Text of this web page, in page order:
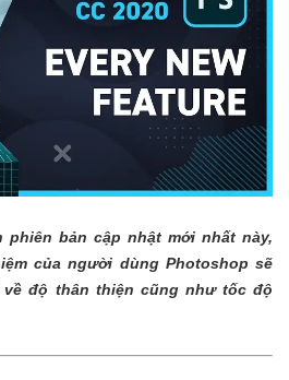
bản cập nhật mới nhất này,
của người dùng Photoshop sẽ
độ thân thiện cũng như tốc độ